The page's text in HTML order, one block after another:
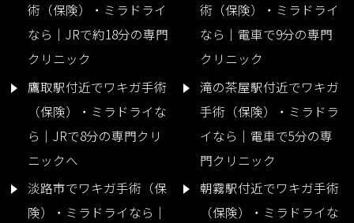
術（保険）・ミラドライ
なら｜JRで約18分の専門
クリニック
術（保険）・ミラドライ
なら｜電車で9分の専門
クリニック
鷹取駅付近でワキガ手術
（保険）・ミラドライな
ら｜JRで8分の専門クリ
ニックへ
滝の茶屋駅付近でワキガ
手術（保険）・ミラドラ
イなら｜電車で5分の専
門クリニック
淡路市でワキガ手術（保
険）・ミラドライなら｜
朝霧駅付近でワキガ手術
（保険）・ミラドライな